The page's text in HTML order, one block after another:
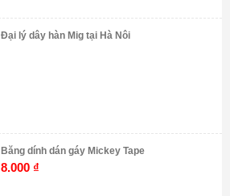
Đại lý dây hàn Mig tại Hà Nôi
Băng dính dán gáy Mickey Tape
8.000 ₫